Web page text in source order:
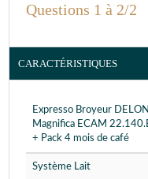
Questions 1 à 2/2
CARACTÉRISTIQUES
Expresso Broyeur
Magnifica ECAM
+ Pack 4 mois de café
Système Lait